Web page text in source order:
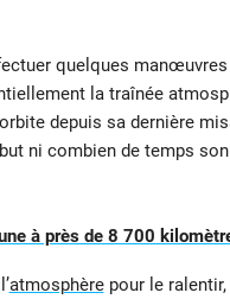
quelques manœuvres
la traînée
depuis sa dernière
ni combien de temps
à près de 8 700
atmosphèrepour le